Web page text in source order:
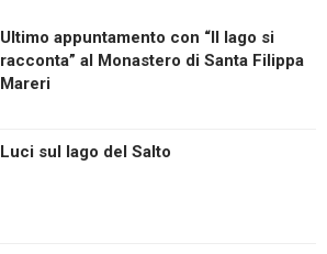
Ultimo appuntamento con “Il lago si
racconta” al Monastero di Santa Filippa
Mareri
Luci sul lago del Salto